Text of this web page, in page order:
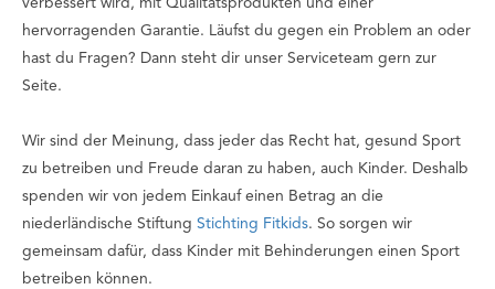
verbessert wird, mit Qualitätsprodukten und einer
hervorragenden Garantie. Läufst du gegen ein Problem an oder
hast du Fragen? Dann steht dir unser Serviceteam gern zur
Seite.
Wir sind der Meinung, dass jeder das Recht hat, gesund Sport
zu betreiben und Freude daran zu haben, auch Kinder. Deshalb
spenden wir von jedem Einkauf einen Betrag an die
niederländische Stiftung Stichting Fitkids. So sorgen wir
gemeinsam dafür, dass Kinder mit Behinderungen einen Sport
betreiben können.